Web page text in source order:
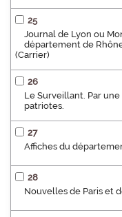
25
Journal de Lyon ou
département de
(Carrier)
26
Le Surveillant. Par
patriotes.
27
Affiches du
28
Nouvelles de Paris et